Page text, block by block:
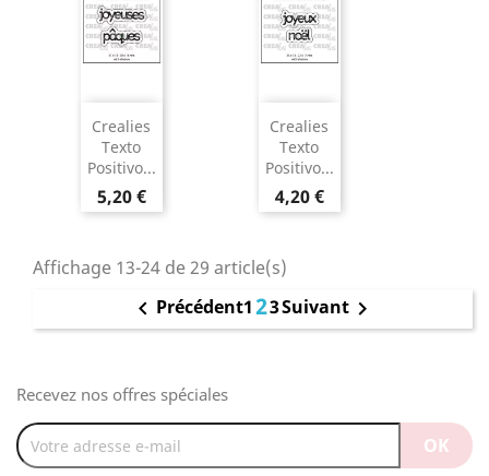
Crealies
Texto
Positivo...
5,20 €
Crealies
Texto
Positivo...
4,20 €
Affichage 13-24 de 29 article(s)
 Précédent123Suivant 
Recevez nos offres spéciales